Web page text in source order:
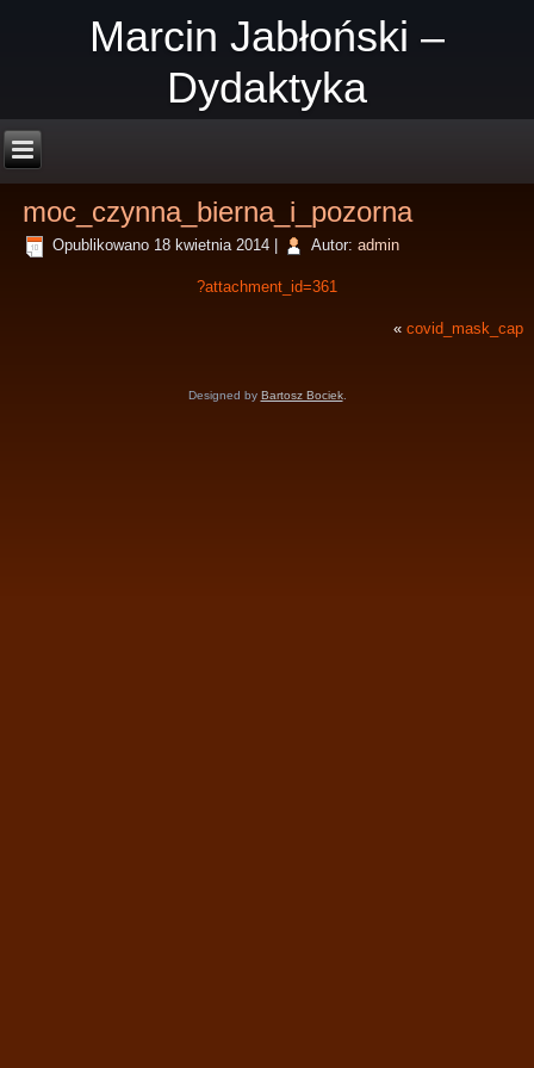
Marcin Jabłoński –
Dydaktyka
moc_czynna_bierna_i_pozorna
Opublikowano 18 kwietnia 2014 Autor: admin
?attachment_id=361
« covid_mask_cap
Designed by Bartosz Bociek.